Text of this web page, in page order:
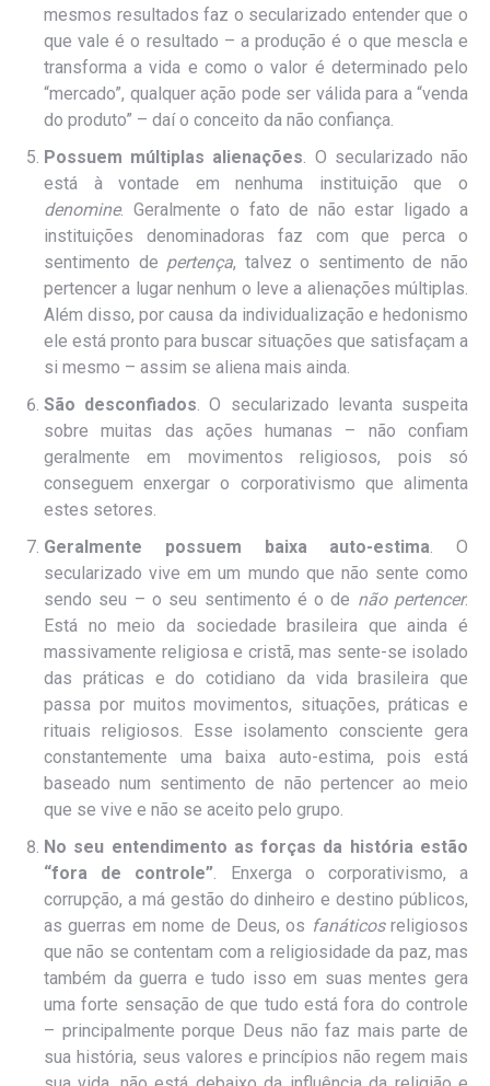
mesmos resultados faz o secularizado entender que o
que vale é o resultado – a produção é o que mescla e
transforma a vida e como o valor é determinado pelo
“mercado”, qualquer ação pode ser válida para a “venda
do produto” – daí o conceito da não confiança.
Possuem múltiplas alienações. O secularizado não
está à vontade em nenhuma instituição que o
denomine. Geralmente o fato de não estar ligado a
instituições denominadoras faz com que perca o
sentimento de pertença, talvez o sentimento de não
pertencer a lugar nenhum o leve a alienações múltiplas.
Além disso, por causa da individualização e hedonismo
ele está pronto para buscar situações que satisfaçam a
si mesmo – assim se aliena mais ainda.
São desconfiados. O secularizado levanta suspeita
sobre muitas das ações humanas – não confiam
geralmente em movimentos religiosos, pois só
conseguem enxergar o corporativismo que alimenta
estes setores.
Geralmente possuem baixa auto-estima. O
secularizado vive em um mundo que não sente como
sendo seu – o seu sentimento é o de não pertencer.
Está no meio da sociedade brasileira que ainda é
massivamente religiosa e cristã, mas sente-se isolado
das práticas e do cotidiano da vida brasileira que
passa por muitos movimentos, situações, práticas e
rituais religiosos. Esse isolamento consciente gera
constantemente uma baixa auto-estima, pois está
baseado num sentimento de não pertencer ao meio
que se vive e não se aceito pelo grupo.
No seu entendimento as forças da história estão
“fora de controle”. Enxerga o corporativismo, a
corrupção, a má gestão do dinheiro e destino públicos,
as guerras em nome de Deus, os fanáticos religiosos
que não se contentam com a religiosidade da paz, mas
também da guerra e tudo isso em suas mentes gera
uma forte sensação de que tudo está fora do controle
– principalmente porque Deus não faz mais parte de
sua história, seus valores e princípios não regem mais